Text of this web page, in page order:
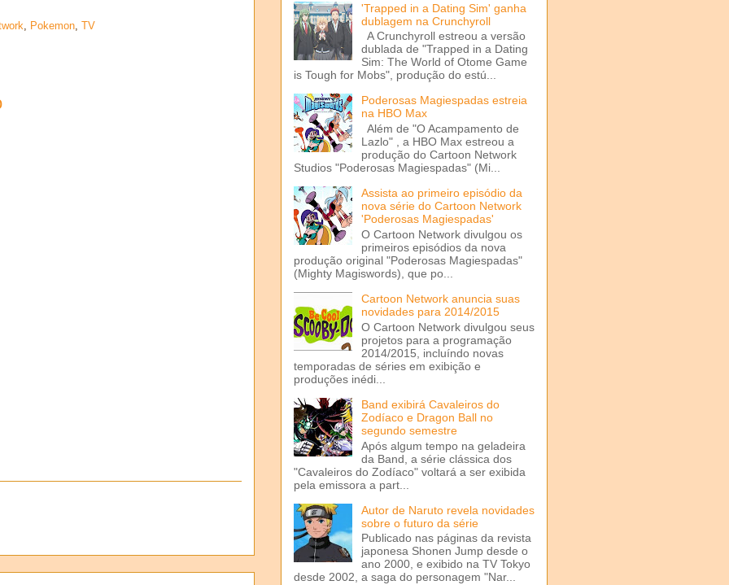
, Pokemon, TV
'Trapped in a Dating Sim' ganha
dublagem na Crunchyroll
A Crunchyroll estreou a versão
dublada de "Trapped in a Dating
Sim: The World of Otome Game
is Tough for Mobs", produção do estú...
Poderosas Magiespadas estreia
na HBO Max
Além de "O Acampamento de
Lazlo" , a HBO Max estreou a
produção do Cartoon Network
Studios "Poderosas Magiespadas" (Mi...
Assista ao primeiro episódio da
nova série do Cartoon Network
'Poderosas Magiespadas'
O Cartoon Network divulgou os
primeiros episódios da nova
produção original "Poderosas Magiespadas"
(Mighty Magiswords), que po...
Cartoon Network anuncia suas
novidades para 2014/2015
O Cartoon Network divulgou seus
projetos para a programação
2014/2015, incluíndo novas
temporadas de séries em exibição e
produções inédi...
Band exibirá Cavaleiros do
Zodíaco e Dragon Ball no
segundo semestre
Após algum tempo na geladeira
da Band, a série clássica dos
"Cavaleiros do Zodíaco" voltará a ser exibida
pela emissora a part...
Autor de Naruto revela novidades
sobre o futuro da série
Publicado nas páginas da revista
japonesa Shonen Jump desde o
ano 2000, e exibido na TV Tokyo
desde 2002, a saga do personagem "Nar...